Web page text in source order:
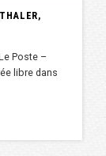
Poste –
libre dans